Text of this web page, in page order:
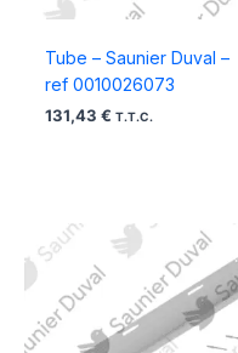
Tube – Saunier Duval –
ref 0010026073
131,43 € T.T.C.